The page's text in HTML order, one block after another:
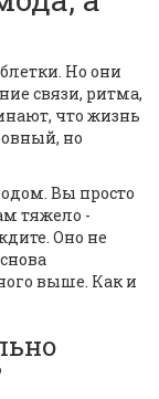
Но они
связи, ритма,
что жизнь
но
Вы просто
тяжело -
Оно не
выше. Как и